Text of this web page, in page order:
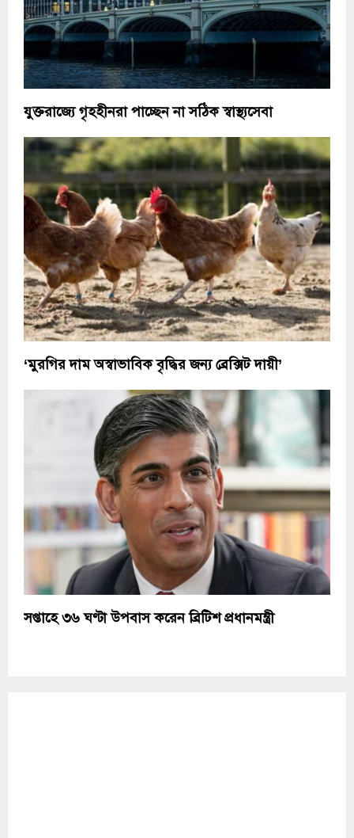
যুক্তরাজ্যে গৃহহীনরা পাচ্ছেন না সঠিক স্বাস্থ্যসেবা
‘মুরগির দাম অস্বাভাবিক বৃদ্ধির জন্য ব্রেক্সিট দায়ী’
সপ্তাহে ৩৬ ঘণ্টা উপবাস করেন ব্রিটিশ প্রধানমন্ত্রী